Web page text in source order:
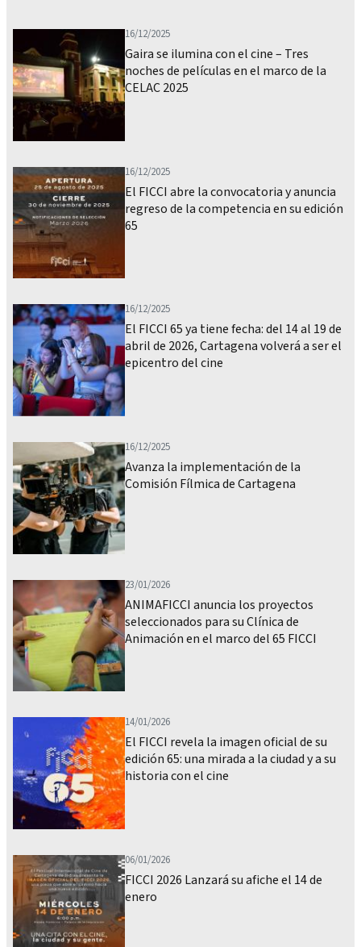
16/12/2025
Gaira se ilumina con el cine – Tres
noches de películas en el marco de la
CELAC 2025
16/12/2025
El FICCI abre la convocatoria y anuncia
regreso de la competencia en su edición
65
16/12/2025
El FICCI 65 ya tiene fecha: del 14 al 19 de
abril de 2026, Cartagena volverá a ser el
epicentro del cine
16/12/2025
Avanza la implementación de la
Comisión Fílmica de Cartagena
23/01/2026
ANIMAFICCI anuncia los proyectos
seleccionados para su Clínica de
Animación en el marco del 65 FICCI
14/01/2026
El FICCI revela la imagen oficial de su
edición 65: una mirada a la ciudad y a su
historia con el cine
06/01/2026
FICCI 2026 Lanzará su afiche el 14 de
enero